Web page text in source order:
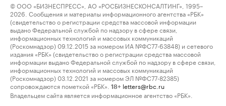
© ООО «БИЗНЕСПРЕСС», АО «РОСБИЗНЕСКОНСАЛТИНГ», 1995–
2026. Сообщения и материалы информационного агентства «РБК»
(свидетельство о регистрации средства массовой информации
выдано Федеральной службой по надзору в сфере связи,
информационных технологий и массовых коммуникаций
(Роскомнадзор) 09.12.2015 за номером ИА №ФС77-63848) и сетевого
издания «РБК» (свидетельство о регистрации средства массовой
информации выдано Федеральной службой по надзору в сфере связи,
информационных технологий и массовых коммуникаций
(Роскомнадзор) 03.12.2021 за номером ЭЛ №ФС77-82385)
сопровождаются пометкой «РБК».
18+ letters@rbc.ru
Владельцем сайта является информационное агентство «РБК».